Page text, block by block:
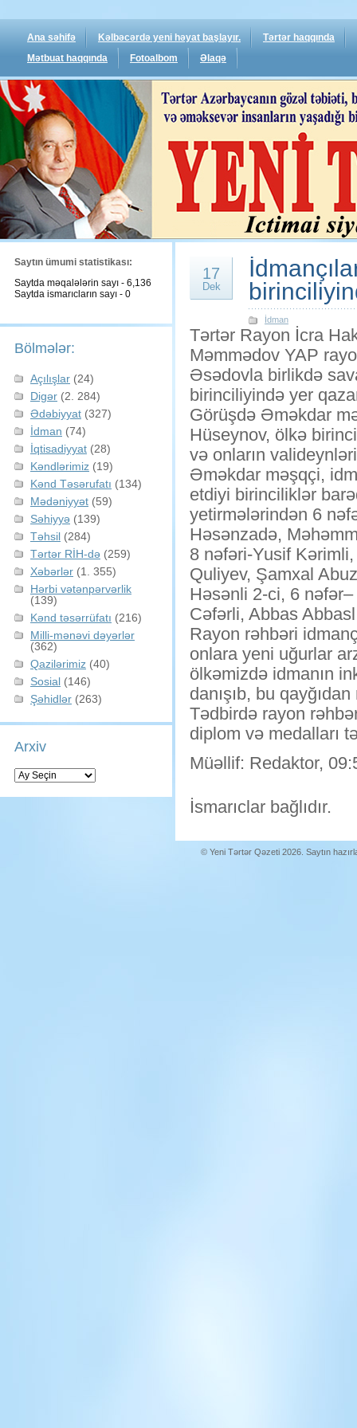
Ana səhifə Kəlbəcərdə yeni həyat başlayır.
Tərtər haqqında
Mətbuat haqqında
Fotoalbom Əlaqə
Saytın ümumi statistikası:
Saytda məqalələrin sayı - 6,136
Saytda ismarıcların sayı - 0
Bölmələr:
Açılışlar (24)
Digər (2. 284)
Ədəbiyyat (327)
İdman (74)
İqtisadiyyat (28)
Kəndlərimiz (19)
Kənd Təsərufatı (134)
Mədəniyyət (59)
Səhiyyə (139)
Təhsil (284)
Tərtər RİH-də (259)
Xəbərlər (1. 355)
Hərbi vətənpərvərlik
(139)
Kənd təsərrüfatı (216)
Milli-mənəvi dəyərlər
(362)
Qazilərimiz (40)
Sosial (146)
Şəhidlər (263)
Arxiv
Arxiv
17
Dek
İdman
Tərtər Rayon İcra
Məmmədov YAP
Əsədovla birlikdə
birinciliyində yer
Görüşdə Əməkdar
Hüseynov, ölkə
və onların
Əməkdar məşqçi,
etdiyi birinciliklər
yetirmələrindən 6
Həsənzadə,
8 nəfəri-Yusif
Quliyev, Şamxal
Həsənli 2-ci, 6
Cəfərli, Abbas
Rayon rəhbəri
onlara yeni uğurlar
ölkəmizdə idmanın
danışıb, bu
Tədbirdə rayon
diplom və medalları
Müəllif: Redaktor,
İsmarıclar bağlıdır.
© Yeni Tərtər Qəzeti 2026. Saytın